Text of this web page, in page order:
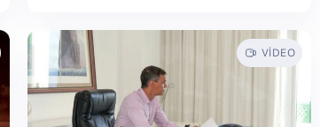
VIDEO